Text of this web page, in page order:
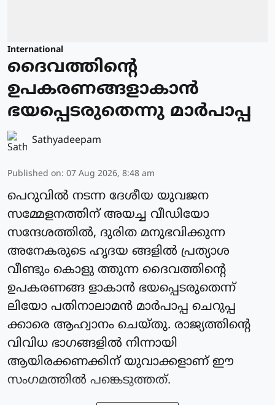
International
ദൈവത്തിന്റെ
ഉപകരണങ്ങളാകാന്‍
ഭയപ്പെടരുതെന്നു മാര്‍പാപ്പ
Sathyadeepam
Published on: 07 Aug 2026, 8:48 am
പെറുവില്‍ നടന്ന ദേശീയ യുവജന
സമ്മേളനത്തിന് അയച്ച വീഡിയോ
സന്ദേശത്തില്‍, ദുരിത മനുഭവിക്കുന്ന
അനേകരുടെ ഹൃദയ ങ്ങളില്‍ പ്രത്യാശ
വീണ്ടും കൊളു ത്തുന്ന ദൈവത്തിന്റെ
ഉപകരണങ്ങ ളാകാന്‍ ഭയപ്പെടരുതെന്ന്
ലിയോ പതിനാലാമന്‍ മാര്‍പാപ്പ ചെറുപ്പ
ക്കാരെ ആഹ്വാനം ചെയ്തു. രാജ്യത്തിന്റെ
വിവിധ ഭാഗങ്ങളില്‍ നിന്നായി
ആയിരക്കണക്കിന് യുവാക്കളാണ് ഈ
സംഗമത്തില്‍ പങ്കെടുത്തത്.